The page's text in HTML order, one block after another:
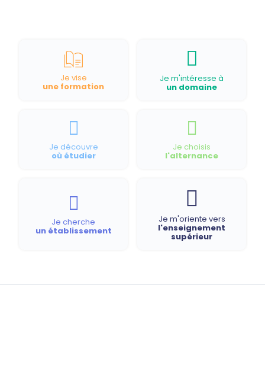
Je vise
une formation
Je m'intéresse à
un domaine
Je découvre
où étudier
Je choisis
l'alternance
Je cherche
un établissement
Je m'oriente vers
l'enseignement
supérieur